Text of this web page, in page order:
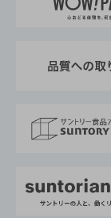
地域情報
サントリー
サントリー
企業概要
採用情報